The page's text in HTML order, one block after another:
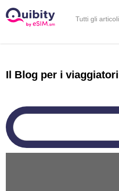
Tutti gli articoli
Il Blog per i viaggiatori